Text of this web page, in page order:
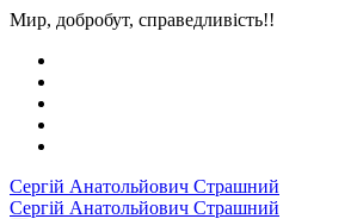
Мир, добробут, справедливість!!
Сергiй Анатольйович Страшний
Сергiй Анатольйович Страшний